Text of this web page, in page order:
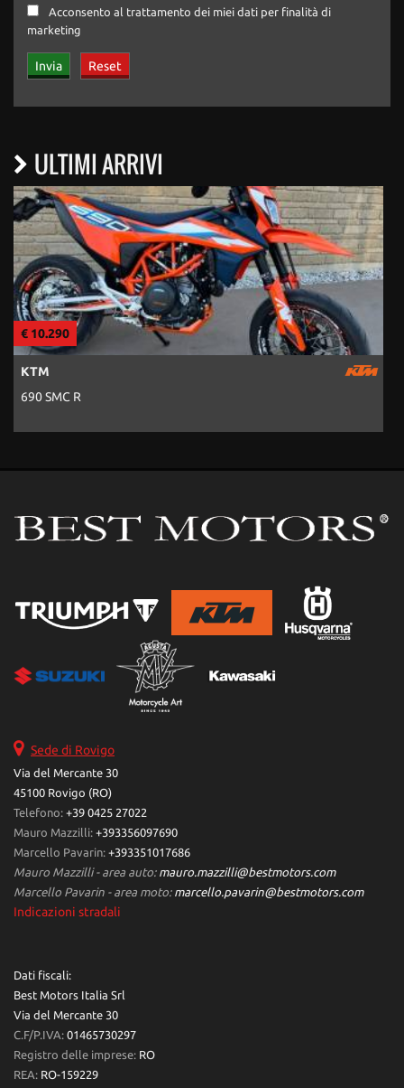
Acconsento al trattamento dei miei dati per finalità di
marketing
ULTIMI ARRIVI
€ 10.290
KTM
690 SMC R
Sede di Rovigo
Via del Mercante 30
45100 Rovigo (RO)
Telefono: +39 0425 27022
Mauro Mazzilli: +393356097690
Marcello Pavarin: +393351017686
Mauro Mazzilli - area auto: mauro.mazzilli@bestmotors.com
Marcello Pavarin - area moto: marcello.pavarin@bestmotors.com
Indicazioni stradali
Dati fiscali:
Best Motors Italia Srl
Via del Mercante 30
C.F/P.IVA: 01465730297
Registro delle imprese: RO
REA: RO-159229